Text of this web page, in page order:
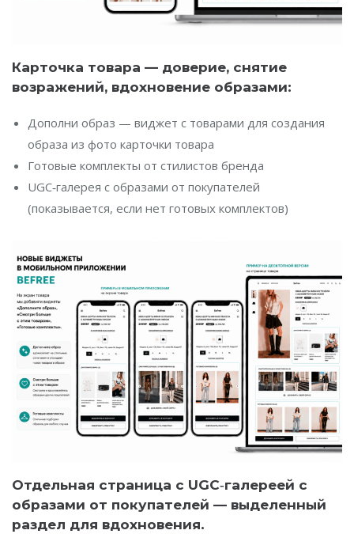
Карточка товара — доверие, снятие
возражений, вдохновение образами:
Дополни образ — виджет с товарами для создания
образа из фото карточки товара
Готовые комплекты от стилистов бренда
UGC‑галерея с образами от покупателей
(показывается, если нет готовых комплектов)
Отдельная страница с UGC‑галереей с
образами от покупателей — выделенный
раздел для вдохновения.